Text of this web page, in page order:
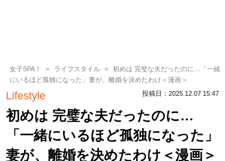
女子SPA！ ライフスタイル
初めは 完璧な夫だったのに…「一緒
にいるほど孤独になった」妻が、離婚を決めたわけ＜漫画＞
Lifestyle 投稿日：2025.12.07 15:47
初めは 完璧な夫だったのに…
「一緒にいるほど孤独になった」
妻が、離婚を決めたわけ＜漫画＞